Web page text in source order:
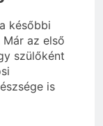
későbbi
az első
szülőként
is